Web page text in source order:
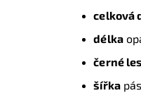
celková
délka
černé
šířka